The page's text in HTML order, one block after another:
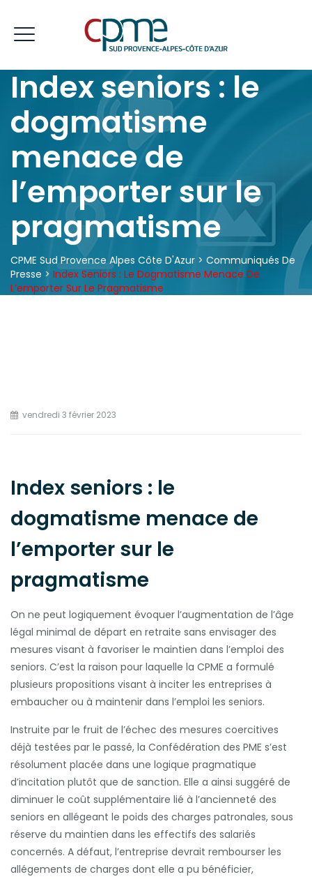
Index seniors : le
dogmatisme
menace de
l’emporter sur le
pragmatisme
CPME Sud Provence Alpes Côte D'Azur > Communiqués De
Presse > Index Seniors : Le Dogmatisme Menace De
L’emporter Sur Le Pragmatisme
vendredi 3 février 2023
Index seniors : le
dogmatisme menace de
l’emporter sur le
pragmatisme
On ne peut logiquement évoquer l’augmentation de l’âge
légal minimal de départ en retraite sans envisager des
mesures visant à favoriser le maintien dans l’emploi des
seniors. C’est la raison pour laquelle la CPME a formulé
plusieurs propositions visant à inciter les entreprises à
embaucher ou à maintenir dans l’emploi les seniors.
Instruite par le fruit de l’échec des mesures coercitives
déjà testées par le passé, la Confédération des PME s’est
résolument placée dans une logique pragmatique
d’incitation plutôt que de sanction. Elle a ainsi suggéré de
diminuer le coût supplémentaire lié à l’ancienneté des
seniors en allégeant le poids des charges patronales, sous
réserve du maintien dans les effectifs des salariés
concernés. A défaut, l’entreprise devrait rembourser les
allégements de charges dont elle a pu bénéficier,